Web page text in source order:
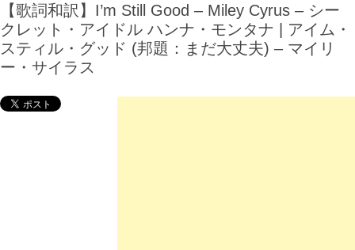
【歌詞和訳】I’m Still Good – Miley Cyrus – シー
クレット・アイドル ハンナ・モンタナ | アイム・
スティル・グッド (邦題：まだ大丈夫) – マイリ
ー・サイラス